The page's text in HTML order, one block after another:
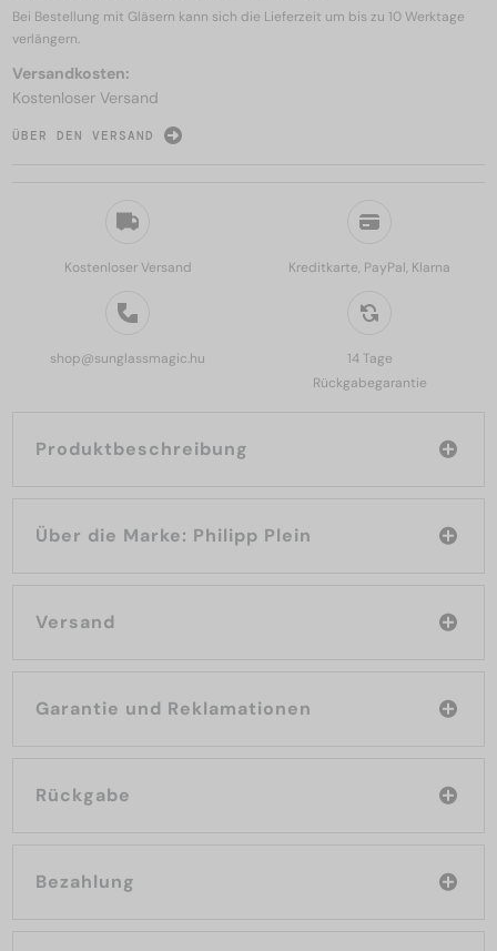
Kostenloser Versand Kreditkarte, PayPal, Klarna
shop@sunglassmagic.hu
14 Tage
Rückgabegarantie
Produktbeschreibung
Über die Marke: Philipp Plein
Versand
Garantie und Reklamationen
Rückgabe
Bezahlung
Bei Bestellung mit Gläsern kann sich die Lieferzeit um bis zu 10 Werktage
verlängern.
Versandkosten:
Kostenloser Versand
ÜBER DEN VERSAND